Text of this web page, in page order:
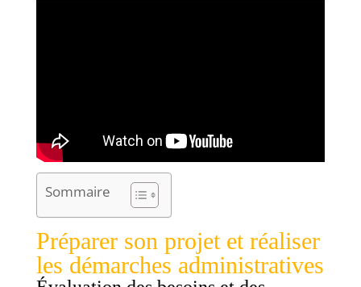
Sommaire
Préparer son projet et réaliser
les démarches administratives